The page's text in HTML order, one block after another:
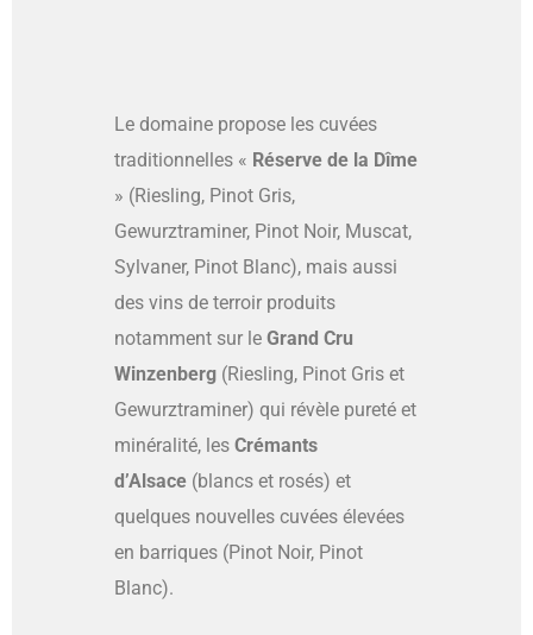
Le domaine propose les cuvées
traditionnelles « Réserve de la Dîme
» (Riesling, Pinot Gris,
Gewurztraminer, Pinot Noir, Muscat,
Sylvaner, Pinot Blanc), mais aussi
des vins de terroir produits
notamment sur le Grand Cru
Winzenberg(Riesling, Pinot Gris et
Gewurztraminer) qui révèle pureté et
minéralité, les Crémants
d’Alsace(blancs et rosés) et
quelques nouvelles cuvées élevées
en barriques (Pinot Noir, Pinot
Blanc).